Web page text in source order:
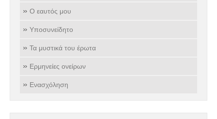
Ο εαυτός μου
Υποσυνείδητο
Τα μυστικά του έρωτα
Ερμηνείες ονείρων
Ενασχόληση